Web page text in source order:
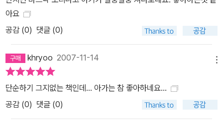
아요
공감 (0) 댓글 (0)
khryoo 2007-11-14
단순하기 그지없는 책인데... 아가는 참 좋아하네요...
공감 (0) 댓글 (0)